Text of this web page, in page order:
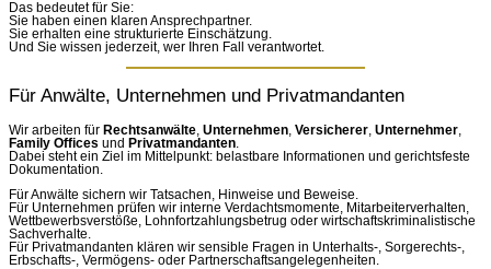
Das bedeutet für Sie:
Sie haben einen klaren Ansprechpartner.
Sie erhalten eine strukturierte Einschätzung.
Und Sie wissen jederzeit, wer Ihren Fall verantwortet.
Für Anwälte, Unternehmen und Privatmandanten
Wir arbeiten für Rechtsanwälte Unternehmen Versicherer Unternehmer
Family Offices und Privatmandanten
Dabei steht ein Ziel im Mittelpunkt: belastbare Informationen und gerichtsfeste
Dokumentation.
Für Anwälte sichern wir Tatsachen, Hinweise und Beweise.
Für Unternehmen prüfen wir interne Verdachtsmomente, Mitarbeiterverhalten,
Wettbewerbsverstöße, Lohnfortzahlungsbetrug oder wirtschaftskriminalistische
Sachverhalte.
Für Privatmandanten klären wir sensible Fragen in Unterhalts-, Sorgerechts-,
Erbschafts-, Vermögens- oder Partnerschaftsangelegenheiten.